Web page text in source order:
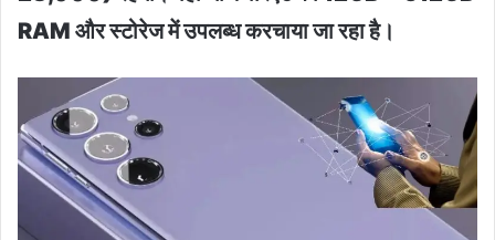
RAM और स्टोरेज में उपलब्ध करचाया जा रहा है।